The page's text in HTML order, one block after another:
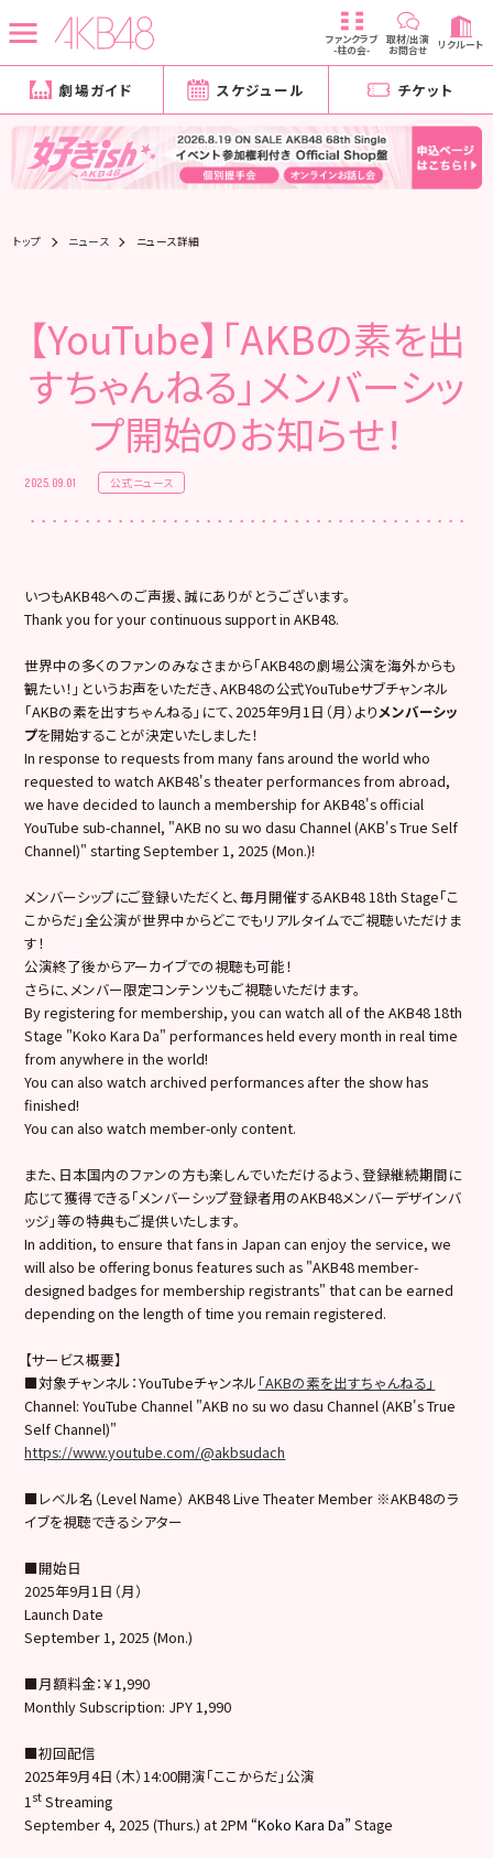
ファンクラブ
-柱の会-
取材/出演
お問合せ リクルート
劇場ガイド スケジュール チケット
トップ ニュース ニュース詳細
【YouTube】「AKBの素を出
すちゃんねる」メンバーシッ
プ開始のお知らせ！
2025.09.01 公式ニュース
いつもAKB48へのご声援、誠にありがとうございます。
Thank you for your continuous support in AKB48.
世界中の多くのファンのみなさまから「AKB48の劇場公演を海外からも
観たい！」というお声をいただき、AKB48の公式YouTubeサブチャンネル
「AKBの素を出すちゃんねる」にて、2025年9月1日（月）よりメンバーシッ
プを開始することが決定いたしました！
In response to requests from many fans around the world who
requested to watch AKB48's theater performances from abroad,
we have decided to launch a membership for AKB48's official
YouTube sub-channel, "AKB no su wo dasu Channel (AKB's True Self
Channel)" starting September 1, 2025 (Mon.)!
メンバーシップにご登録いただくと、毎月開催するAKB48 18th Stage「こ
こからだ」全公演が世界中からどこでもリアルタイムでご視聴いただけま
す！
公演終了後からアーカイブでの視聴も可能！
さらに、メンバー限定コンテンツもご視聴いただけます。
By registering for membership, you can watch all of the AKB48 18th
Stage "Koko Kara Da" performances held every month in real time
from anywhere in the world!
You can also watch archived performances after the show has
finished!
You can also watch member-only content.
また、日本国内のファンの方も楽しんでいただけるよう、登録継続期間に
応じて獲得できる「メンバーシップ登録者用のAKB48メンバーデザインバ
ッジ」等の特典もご提供いたします。
In addition, to ensure that fans in Japan can enjoy the service, we
will also be offering bonus features such as "AKB48 member-
designed badges for membership registrants" that can be earned
depending on the length of time you remain registered.
【サービス概要】
■対象チャンネル：YouTubeチャンネル「AKBの素を出すちゃんねる」
Channel: YouTube Channel "AKB no su wo dasu Channel (AKB's True
Self Channel)"
https://www.youtube.com/@akbsudach
■レベル名（Level Name） AKB48 Live Theater Member ※AKB48のラ
イブを視聴できるシアター
■開始日
2025年9月1日（月）
Launch Date
September 1, 2025 (Mon.)
■月額料金：￥1,990
Monthly Subscription: JPY 1,990
■初回配信
2025年9月4日（木）14:00開演「ここからだ」公演
1 st Streaming
September 4, 2025 (Thurs.) at 2PM“Koko Kara Da”Stage